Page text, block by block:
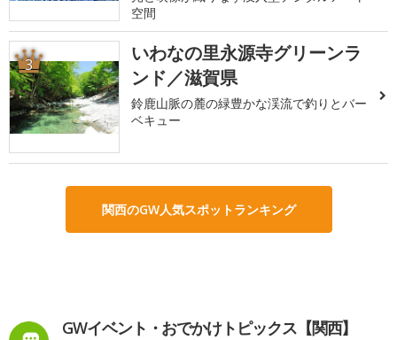
空間
3
いわなの里永源寺グリーンラ
ンド／滋賀県
鈴鹿山脈の麓の緑豊かな渓流で釣りとバー
ベキュー
関西のGW人気スポットランキング
GWイベント・おでかけトピックス【関西】